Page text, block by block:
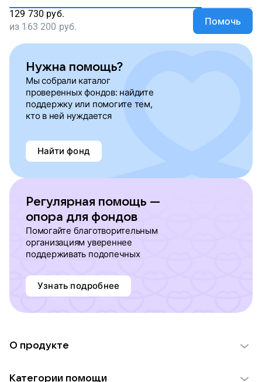
129 730 руб.
из 163 200 руб. Помочь
Нужна помощь?
Мы собрали каталог
проверенных фондов: найдите
поддержку или помогите тем,
кто в ней нуждается
Найти фонд
Регулярная помощь —
опора для фондов
Помогайте благотворительным
организациям увереннее
поддерживать подопечных
Узнать подробнее
О продукте
Категории помощи